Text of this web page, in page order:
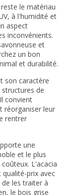
le matériau
à l'humidité et
aspect
inconvénients.
et
un bon
et durabilité.
son caractère
de
convient
réorganiser leur
rentrer
une
et le plus
L'acacia
prix avec
les traiter à
le bois grise